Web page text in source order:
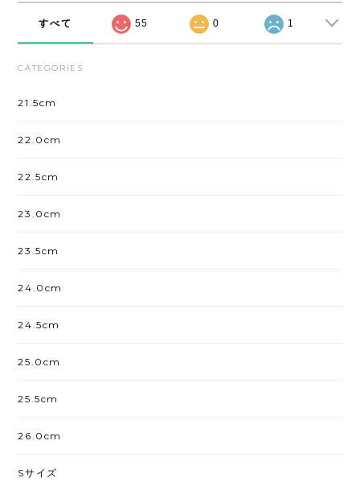
すべて 55 0 1
CATEGORIES
21.5cm
22.0cm
22.5cm
23.0cm
23.5cm
24.0cm
24.5cm
25.0cm
25.5cm
26.0cm
Sサイズ